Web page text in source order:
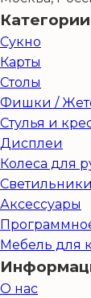
Категории
Сукно
Карты
Столы
Фишки /
Стулья и
Дисплеи
Колеса для
Светильники
Аксессуары
Мебель для
О нас